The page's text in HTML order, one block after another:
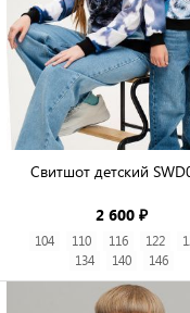
Свитшот детский
2 600 ₽
104 110 116 122
134
140 146